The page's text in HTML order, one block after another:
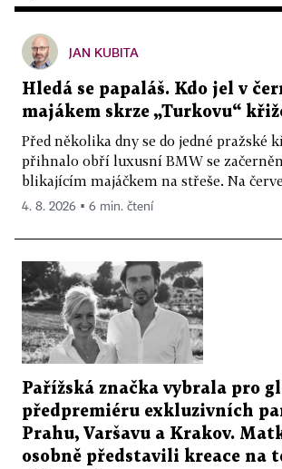
JAN KUBITA
Hledá se papaláš. Kdo jel v
majákem skrze „Turkovu“
Před několika dny se do jedné pražské
přihnalo obří luxusní BMW se
blikajícím majáčkem na střeše. Na
4. 8. 2026 ▪ 6 min. čtení
Pařížská značka vybrala pro
předpremiéru exkluzivních
Prahu, Varšavu a Krakov.
osobně představili kreace na